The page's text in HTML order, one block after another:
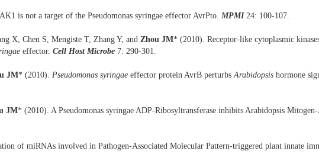
is not a target of the Pseudomonas syringae effector AvrPto. MPMI24: 100-107.
X, Chen S, Mengiste T, Zhang Y, and Zhou JM* (2010). Receptor-like cytoplasmic
effector. Cell Host Microbe 7: 290-301.
JM* (2010). Pseudomonas syringae effector protein AvrB perturbsArabidopsis hormone
JM* (2010). A Pseudomonas syringae ADP-Ribosyltransferase inhibits Arabidopsis
of miRNAs involved in Pathogen-Associated Molecular Pattern-triggered plant innate